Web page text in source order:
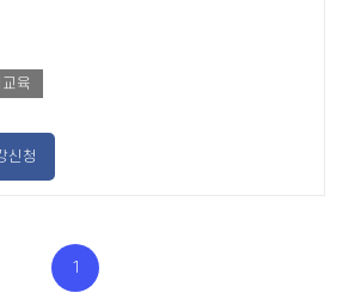
육
신청
1